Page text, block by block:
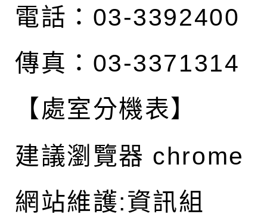
電話：03-3392400
傳真：03-3371314
【處室分機表】
建議瀏覽器 chrome
網站維護:資訊組